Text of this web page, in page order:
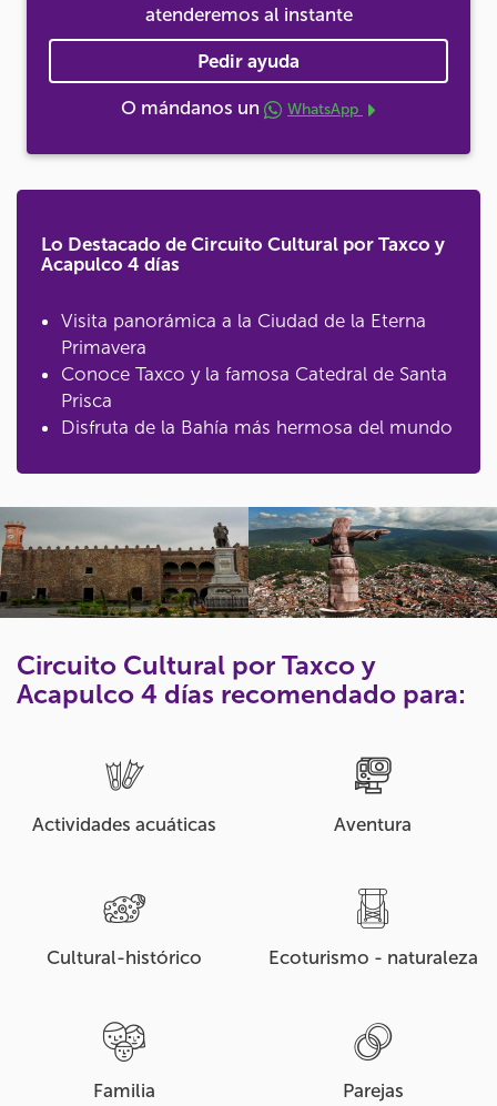
atenderemos al instante
Pedir ayuda
O mándanos un WhatsApp
Lo Destacado de Circuito Cultural por Taxco y
Acapulco 4 días
Visita panorámica a la Ciudad de la Eterna
Primavera
Conoce Taxco y la famosa Catedral de Santa
Prisca
Disfruta de la Bahía más hermosa del mundo
Circuito Cultural por Taxco y
Acapulco 4 días recomendado para:
Actividades acuáticas Aventura
Cultural-histórico Ecoturismo - naturaleza
Familia Parejas